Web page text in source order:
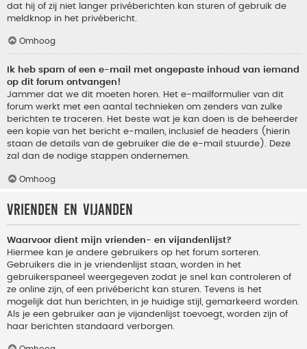
dat hij of zij niet langer privéberichten kan sturen of gebruik de
meldknop in het privébericht.
Omhoog
Ik heb spam of een e-mail met ongepaste inhoud van iemand
op dit forum ontvangen!
Jammer dat we dit moeten horen. Het e-mailformulier van dit
forum werkt met een aantal technieken om zenders van zulke
berichten te traceren. Het beste wat je kan doen is de beheerder
een kopie van het bericht e-mailen, inclusief de headers (hierin
staan de details van de gebruiker die de e-mail stuurde). Deze
zal dan de nodige stappen ondernemen.
Omhoog
Vrienden en vijanden
Waarvoor dient mijn vrienden- en vijandenlijst?
Hiermee kan je andere gebruikers op het forum sorteren.
Gebruikers die in je vriendenlijst staan, worden in het
gebruikerspaneel weergegeven zodat je snel kan controleren of
ze online zijn, of een privébericht kan sturen. Tevens is het
mogelijk dat hun berichten, in je huidige stijl, gemarkeerd worden.
Als je een gebruiker aan je vijandenlijst toevoegt, worden zijn of
haar berichten standaard verborgen.